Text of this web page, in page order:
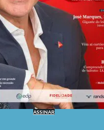
ASSINAR